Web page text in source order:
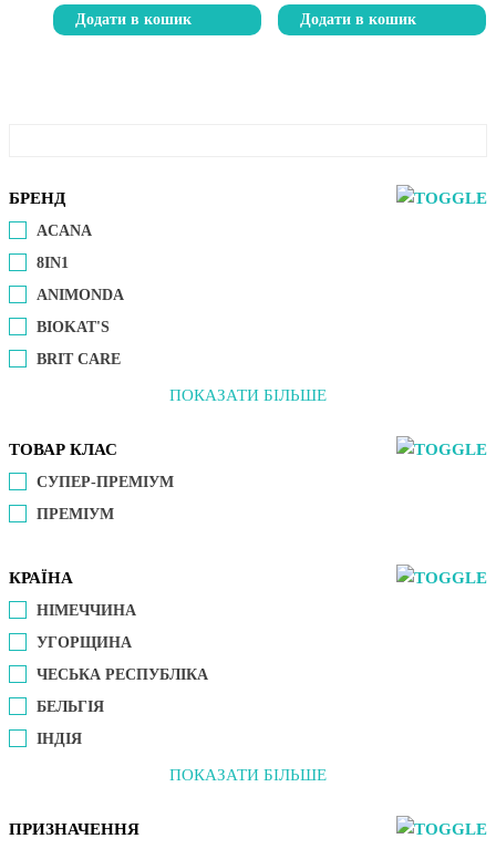
Додати в кошик Додати в кошик
БРЕНД
ACANA
8IN1
ANIMONDA
BIOKAT'S
BRIT CARE
ПОКАЗАТИ БІЛЬШЕ
ТОВАР КЛАС
СУПЕР-ПРЕМІУМ
ПРЕМІУМ
КРАЇНА
НІМЕЧЧИНА
УГОРЩИНА
ЧЕСЬКА РЕСПУБЛІКА
БЕЛЬГІЯ
ІНДІЯ
ПОКАЗАТИ БІЛЬШЕ
ПРИЗНАЧЕННЯ